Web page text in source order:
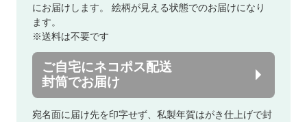
にお届けします。
絵柄が見える状態でのお届けになり
ます。
※送料は不要です
ご自宅にネコポス配送
封筒でお届け
宛名面に届け先を印字せず、私製年賀はがき仕上げで封